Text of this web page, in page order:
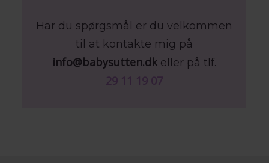
Har du spørgsmål er du velkommen
til at kontakte mig på
info@babysutten.dkeller på tlf.
29 11 19 07